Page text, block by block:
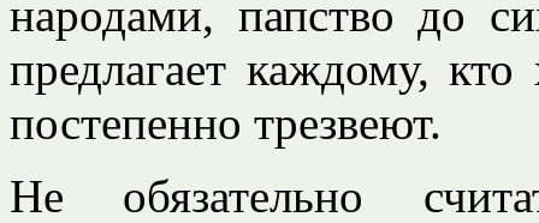
народами, папство до
предлагает каждому,
постепенно трезвеют.
Не обязательно